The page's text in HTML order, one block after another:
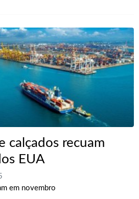
calçados recuam
EUA
em novembro